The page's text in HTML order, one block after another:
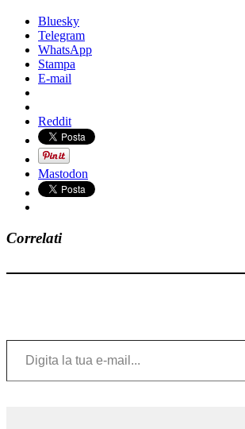
Bluesky
Telegram
WhatsApp
Stampa
E-mail
Reddit
Mastodon
Correlati
Digita la tua e-mail...